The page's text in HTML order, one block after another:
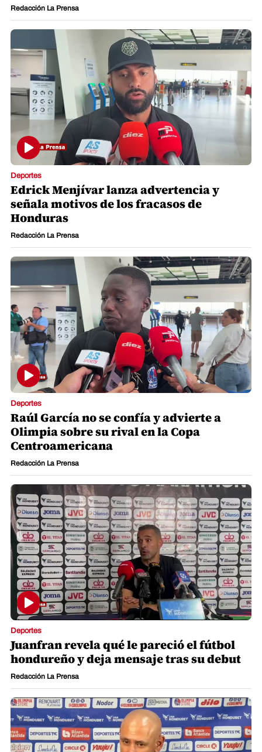
Redacción La Prensa
Deportes
Edrick Menjívar lanza advertencia y
señala motivos de los fracasos de
Honduras
Redacción La Prensa
Deportes
Raúl García no se confía y advierte a
Olimpia sobre su rival en la Copa
Centroamericana
Redacción La Prensa
Deportes
Juanfran revela qué le pareció el fútbol
hondureño y deja mensaje tras su debut
Redacción La Prensa